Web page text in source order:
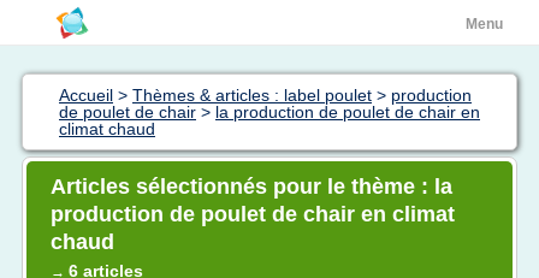
Menu
Accueil > Thèmes & articles : label poulet > production
de poulet de chair > la production de poulet de chair en
climat chaud
Articles sélectionnés pour le thème : la
production de poulet de chair en climat
chaud
→ 6 articles